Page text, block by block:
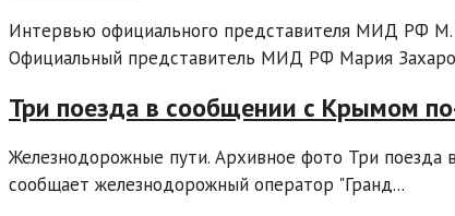
Интервью официального представителя МИД РФ М.
Официальный представитель МИД РФ Мария
Три поезда в сообщении с Крымом
Железнодорожные пути. Архивное фото Три
сообщает железнодорожный оператор "Гранд...